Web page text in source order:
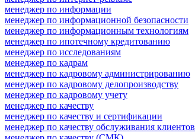
менеджер по информации
менеджер по информационной безопасности
менеджер по информационным технологиям
менеджер по ипотечному кредитованию
менеджер по исследованиям
менеджер по кадрам
менеджер по кадровому администрированию
менеджер по кадровому делопроизводству
менеджер по кадровому учету
менеджер по качеству
менеджер по качеству и сертификации
менеджер по качеству обслуживания клиентов